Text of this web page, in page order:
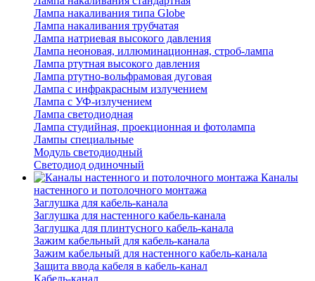
Лампа накаливания типа Globe
Лампа накаливания трубчатая
Лампа натриевая высокого давления
Лампа неоновая, иллюминационная, строб-лампа
Лампа ртутная высокого давления
Лампа ртутно-вольфрамовая дуговая
Лампа с инфракрасным излучением
Лампа с УФ-излучением
Лампа светодиодная
Лампа студийная, проекционная и фотолампа
Лампы специальные
Модуль светодиодный
Светодиод одиночный
Каналы
настенного и потолочного монтажа
Заглушка для кабель-канала
Заглушка для настенного кабель-канала
Заглушка для плинтусного кабель-канала
Зажим кабельный для кабель-канала
Зажим кабельный для настенного кабель-канала
Защита ввода кабеля в кабель-канал
Кабель-канал